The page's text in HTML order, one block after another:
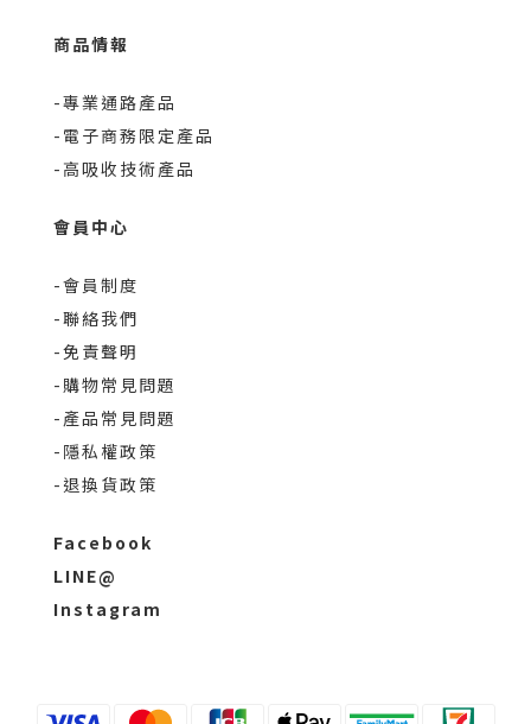
商品情報
-專業通路產品
-電子商務限定產品
-高吸收技術產品
會員中心
-會員制度
-聯絡我們
-免責聲明
-購物常見問題
-產品常見問題
-隱私權政策
-退換貨政策
Facebook
LINE@
Instagram